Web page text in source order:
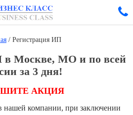
/ Регистрация ИП
в Москве, МО и по всей
за 3 дня!
АКЦИЯ
нашей компании, при заключении